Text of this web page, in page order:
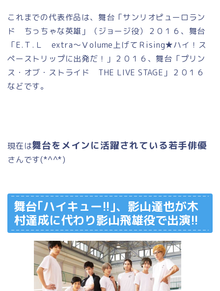
これまでの代表作品は、舞台「サンリオピューロラン
ド ちっちゃな英雄」（ジョージ役）２０１６、舞台
「E.Ｔ.Ｌ extra～Ⅴolume上げてＲising★ハイ！ス
ペーストリップに出発だ！」２０１６、舞台「プリン
ス・オブ・ストライド THE LIVE STAGE」２０１６
などです。
現在は舞台をメインに活躍されている若手俳優
さんです(*^^*)
舞台｢ハイキュー!!｣、影山達也が木
村達成に代わり影山飛雄役で出演!!